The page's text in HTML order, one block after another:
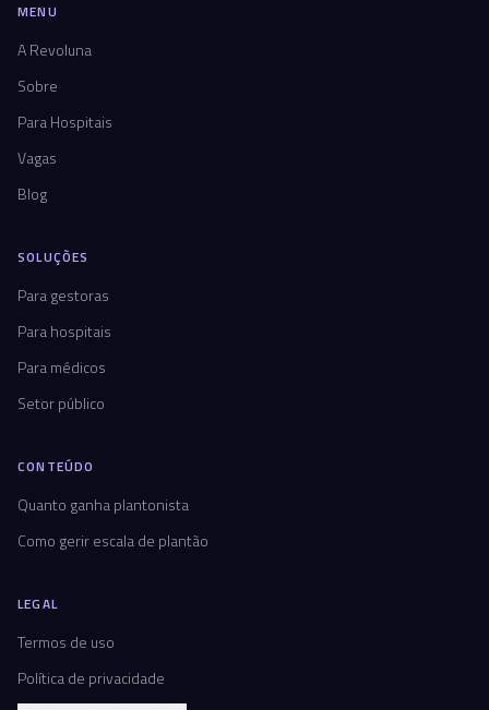
MENU
A Revoluna
Sobre
Para Hospitais
Vagas
Blog
SOLUÇÕES
Para gestoras
Para hospitais
Para médicos
Setor público
CONTEÚDO
Quanto ganha plantonista
Como gerir escala de plantão
LEGAL
Termos de uso
Política de privacidade